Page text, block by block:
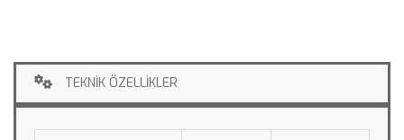
TEKNİK ÖZELLİKLER